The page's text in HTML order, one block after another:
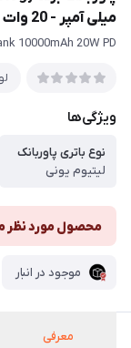
میلی آمپر - 20 وات
10000mAh 20W PD
ویژگی‌ها
نوع باتری پاوربانک
لیتیوم یونی
محصول مورد نظر
موجود در انبار
معرفی